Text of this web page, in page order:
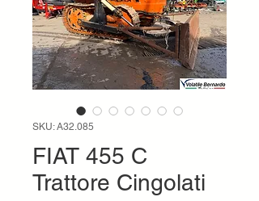
SKU: A32.085
FIAT 455 C
Trattore Cingolati